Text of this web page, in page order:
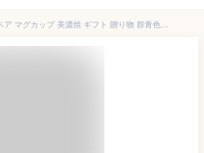
きざむ 名入れ やわらマグ ペア マグカップ 美濃焼 ギフト 贈り物 群青色×空色 [ 落款印パターン ]